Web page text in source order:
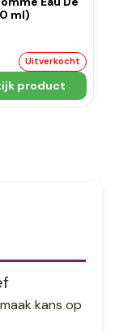
ml)
Uitverkocht
product
kans op